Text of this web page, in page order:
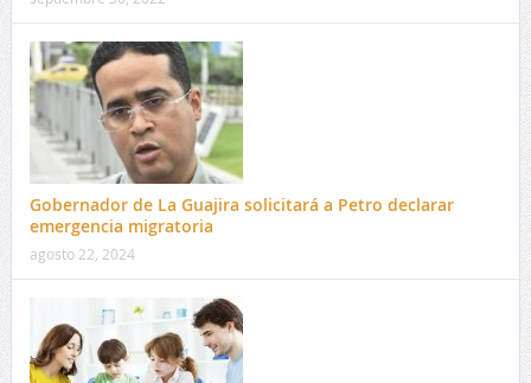
Gobernador de La Guajira solicitará a Petro declarar
emergencia migratoria
agosto 22, 2024